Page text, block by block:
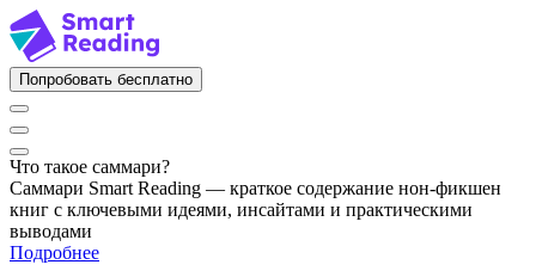
Попробовать бесплатно
Что такое саммари?
Саммари Smart Reading — краткое содержание нон-фикшен
книг с ключевыми идеями, инсайтами и практическими
выводами
Подробнее